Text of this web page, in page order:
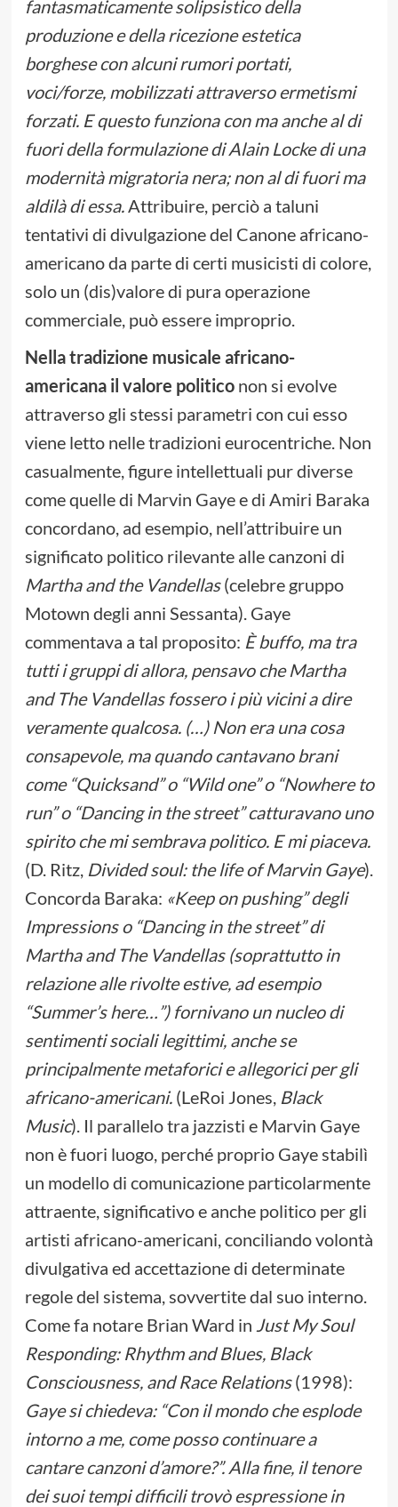
fantasmaticamente solipsistico della
produzione e della ricezione estetica
borghese con alcuni rumori portati,
voci/forze, mobilizzati attraverso ermetismi
forzati. E questo funziona con ma anche al di
fuori della formulazione di Alain Locke di una
modernità migratoria nera; non al di fuori ma
aldilà di essa.Attribuire, perciò a taluni
tentativi di divulgazione del Canone africano-
americano da parte di certi musicisti di colore,
solo un (dis)valore di pura operazione
commerciale, può essere improprio.
Nella tradizione musicale africano-
americana il valore politiconon si evolve
attraverso gli stessi parametri con cui esso
viene letto nelle tradizioni eurocentriche. Non
casualmente, figure intellettuali pur diverse
come quelle di Marvin Gaye e di Amiri Baraka
concordano, ad esempio, nell’attribuire un
significato politico rilevante alle canzoni di
Martha and the Vandellas(celebre gruppo
Motown degli anni Sessanta). Gaye
commentava a tal proposito: È buffo, ma tra
tutti i gruppi di allora, pensavo che Martha
and The Vandellas fossero i più vicini a dire
veramente qualcosa. (…) Non era una cosa
consapevole, ma quando cantavano brani
come “Quicksand” o “Wild one” o “Nowhere to
run” o “Dancing in the street” catturavano uno
spirito che mi sembrava politico. E mi piaceva.
(D. Ritz, Divided soul: the life of Marvin Gaye).
Concorda Baraka: «Keep on pushing” degli
Impressions o “Dancing in the street” di
Martha and The Vandellas (soprattutto in
relazione alle rivolte estive, ad esempio
“Summer’s here…”) fornivano un nucleo di
sentimenti sociali legittimi, anche se
principalmente metaforici e allegorici per gli
africano-americani. (LeRoi Jones, Black
Music). Il parallelo tra jazzisti e Marvin Gaye
non è fuori luogo, perché proprio Gaye stabilì
un modello di comunicazione particolarmente
attraente, significativo e anche politico per gli
artisti africano-americani, conciliando volontà
divulgativa ed accettazione di determinate
regole del sistema, sovvertite dal suo interno.
Come fa notare Brian Ward in Just My Soul
Responding: Rhythm and Blues, Black
Consciousness, and Race Relations(1998):
Gaye si chiedeva: “Con il mondo che esplode
intorno a me, come posso continuare a
cantare canzoni d’amore?”. Alla fine, il tenore
dei suoi tempi difficili trovò espressione in